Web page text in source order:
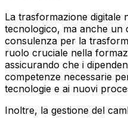
La trasformazione digitale
tecnologico, ma anche un
consulenza per la
ruolo cruciale nella
assicurando che i
competenze necessarie
tecnologie e ai nuovi
Inoltre, la gestione del